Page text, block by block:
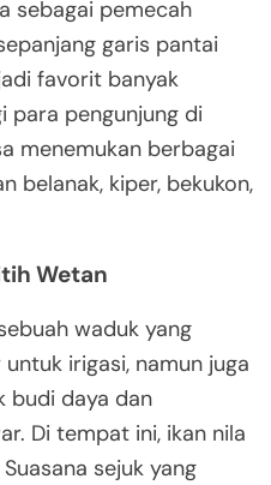
sebagai pemecah
garis pantai
favorit banyak
para pengunjung di
menemukan berbagai
belanak, kiper, bekukon,
Wetan
waduk yang
irigasi, namun juga
budi daya dan
Di tempat ini, ikan nila
sejuk yang